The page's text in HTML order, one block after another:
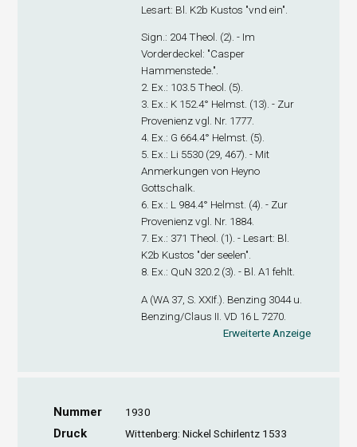
Lesart: Bl. K2b Kustos "vnd ein".
Sign.: 204 Theol. (2). - Im
Vorderdeckel: "Casper
Hammenstede.".
2. Ex.: 103.5 Theol. (5).
3. Ex.: K 152.4° Helmst. (13). - Zur
Provenienz vgl. Nr. 1777.
4. Ex.: G 664.4° Helmst. (5).
5. Ex.: Li 5530 (29, 467). - Mit
Anmerkungen von Heyno
Gottschalk.
6. Ex.: L 984.4° Helmst. (4). - Zur
Provenienz vgl. Nr. 1884.
7. Ex.: 371 Theol. (1). - Lesart: Bl.
K2b Kustos "der seelen".
8. Ex.: QuN 320.2 (3). - Bl. A1 fehlt.
A (WA 37, S. XXIf.). Benzing 3044 u.
Benzing/Claus II. VD 16 L 7270.
Erweiterte Anzeige
Nummer 1930
Druck Wittenberg: Nickel Schirlentz 1533